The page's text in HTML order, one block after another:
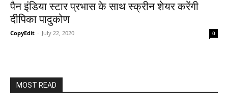
पैन इंडिया स्‍टार प्रभास के साथ स्‍क्रीन शेयर करेंगी
दीपिका पादुकोण
CopyEdit - July 22, 2020 0
MOST READ